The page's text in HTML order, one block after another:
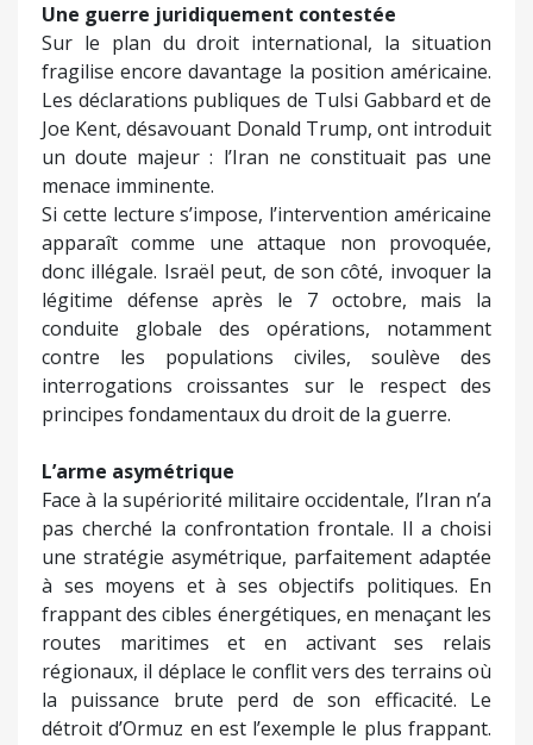
Une guerre juridiquement contestée
Sur le plan du droit international, la situation
fragilise encore davantage la position américaine.
Les déclarations publiques de Tulsi Gabbard et de
Joe Kent, désavouant Donald Trump, ont introduit
un doute majeur : l’Iran ne constituait pas une
menace imminente.
Si cette lecture s’impose, l’intervention américaine
apparaît comme une attaque non provoquée,
donc illégale. Israël peut, de son côté, invoquer la
légitime défense après le 7 octobre, mais la
conduite globale des opérations, notamment
contre les populations civiles, soulève des
interrogations croissantes sur le respect des
principes fondamentaux du droit de la guerre.
L’arme asymétrique
Face à la supériorité militaire occidentale, l’Iran n’a
pas cherché la confrontation frontale. Il a choisi
une stratégie asymétrique, parfaitement adaptée
à ses moyens et à ses objectifs politiques. En
frappant des cibles énergétiques, en menaçant les
routes maritimes et en activant ses relais
régionaux, il déplace le conflit vers des terrains où
la puissance brute perd de son efficacité. Le
détroit d’Ormuz en est l’exemple le plus frappant.